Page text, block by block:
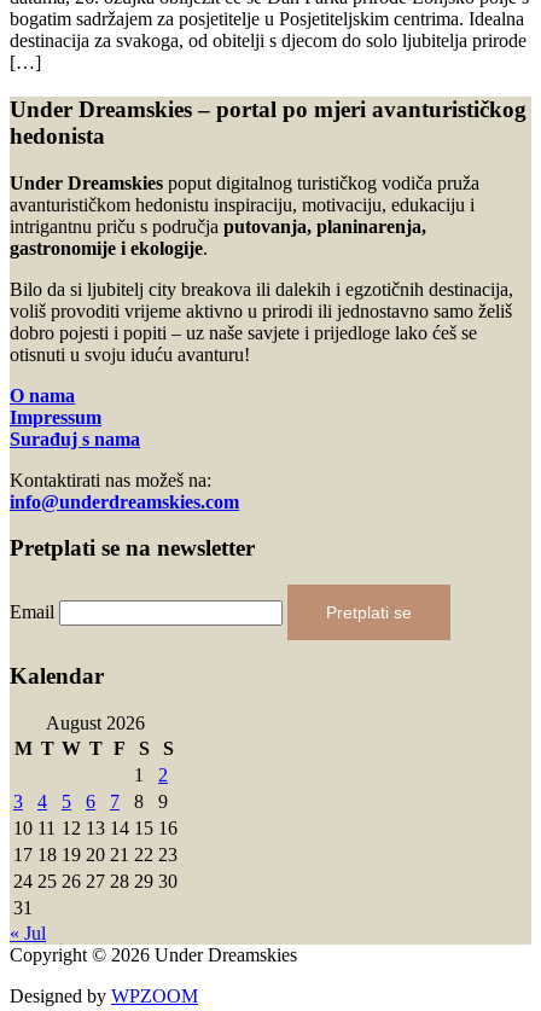
bogatim sadržajem za posjetitelje u Posjetiteljskim centrima. Idealna
destinacija za svakoga, od obitelji s djecom do solo ljubitelja prirode
[…]
Under Dreamskies – portal po mjeri avanturističkog
hedonista
Under Dreamskies poput digitalnog turističkog vodiča pruža
avanturističkom hedonistu inspiraciju, motivaciju, edukaciju i
intrigantnu priču s područja putovanja, planinarenja,
gastronomije i ekologije.
Bilo da si ljubitelj city breakova ili dalekih i egzotičnih destinacija,
voliš provoditi vrijeme aktivno u prirodi ili jednostavno samo želiš
dobro pojesti i popiti – uz naše savjete i prijedloge lako ćeš se
otisnuti u svoju iduću avanturu!
O nama
Impressum
Surađuj s nama
Kontaktirati nas možeš na:
info@underdreamskies.com
Pretplati se na newsletter
Email Pretplati se
Kalendar
August 2026
M T W T F S
S
1
2
3
4 5 6 7 8
9
10 11 12 13 14 15 16
17 18 19 20 21 22 23
24 25 26 27 28 29 30
31
« Jul
Copyright © 2026 Under Dreamskies
Designed by WPZOOM